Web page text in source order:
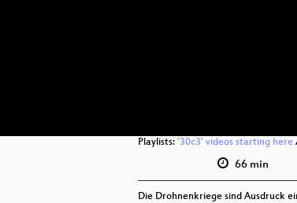
Playlists: '30c3' videos starting here
66 min
Die Drohnenkriege sind Ausdruck